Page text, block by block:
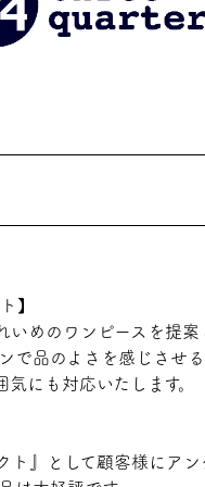
】
めのワンピースを提案
品のよさを感じさせる
にも対応いたします。
ト』として顧客様にアン